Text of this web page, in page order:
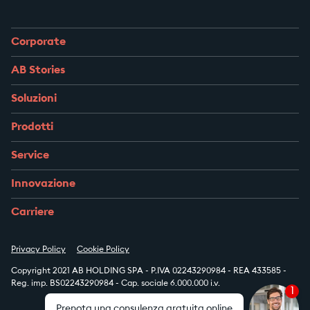
Corporate
AB Stories
Soluzioni
Prodotti
Service
Innovazione
Carriere
Privacy Policy Cookie Policy
Copyright 2021 AB HOLDING SPA - P.IVA 02243290984 - REA 433585 -
Reg. imp. BS02243290984 - Cap. sociale 6.000.000 i.v.